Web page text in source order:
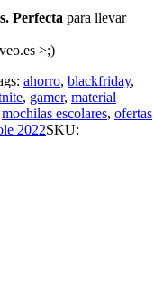
Perfecta para llevar
>;)
ahorro,blackfriday,
, gamer,material
mochilas escolares,ofertas
2022SKU: